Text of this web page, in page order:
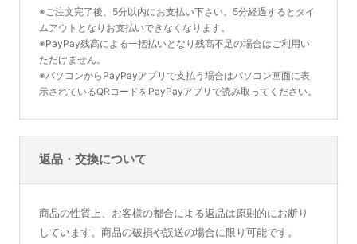
※ご注文完了後、5分以内にお支払い下さい。5分経過するとタイ
ムアウトとなりお支払いできなくなります。
※PayPay残高による一括払いとなり残高不足の場合はご利用い
ただけません。
※パソコンからPayPayアプリで支払う場合はパソコン画面に表
示されているQRコードをPayPayアプリで読み取ってください。
返品・交換について
商品の性質上、お客様の都合による返品は原則的にお断り
しています。商品の破損や誤送の場合に限り可能です。